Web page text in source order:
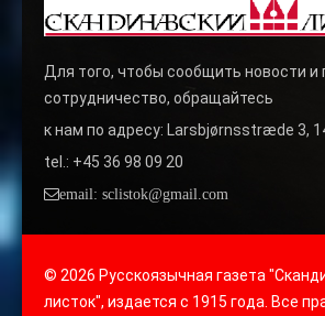
Для того, чтобы сообщить новости и
сотрудничество, обращайтесь
к нам по адресу: Larsbjørnsstræde 3,
tel.: +45 36 98 09 20
email: sclistok@gmail.com
© 2026 Русскоязычная газета
листок", издается с 1915 года. Все